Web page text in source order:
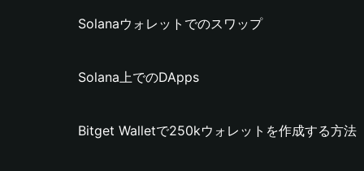
Solanaウォレットでのスワップ
Solana上でのDApps
Bitget Walletで250kウォレットを作成する方法